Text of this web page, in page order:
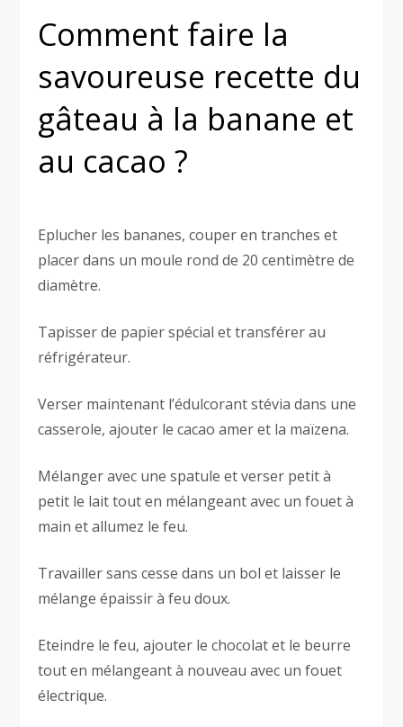
Comment faire la
savoureuse recette du
gâteau à la banane et
au cacao ?
Eplucher les bananes, couper en tranches et
placer dans un moule rond de 20 centimètre de
diamètre.
Tapisser de papier spécial et transférer au
réfrigérateur.
Verser maintenant l’édulcorant stévia dans une
casserole, ajouter le cacao amer et la maïzena.
Mélanger avec une spatule et verser petit à
petit le lait tout en mélangeant avec un fouet à
main et allumez le feu.
Travailler sans cesse dans un bol et laisser le
mélange épaissir à feu doux.
Eteindre le feu, ajouter le chocolat et le beurre
tout en mélangeant à nouveau avec un fouet
électrique.